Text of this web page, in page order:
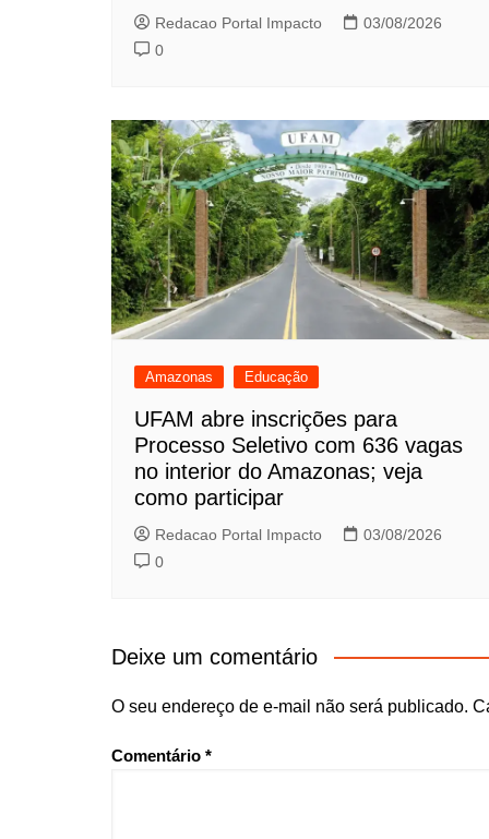
Redacao Portal Impacto
03/08/2026
0
Amazonas Educação
UFAM abre inscrições para
Processo Seletivo com 636 vagas
no interior do Amazonas; veja
como participar
Redacao Portal Impacto
03/08/2026
0
Deixe um comentário
O seu endereço de e-mail não será publicado.
Comentário *